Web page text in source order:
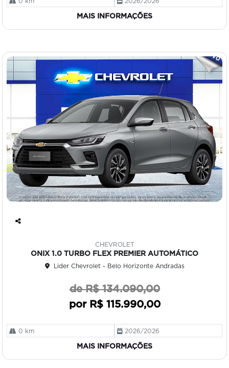
MAIS INFORMAÇÕES
CHEVROLET
ONIX 1.0 TURBO FLEX PREMIER AUTOMÁTICO
Lider Chevrolet - Belo Horizonte Andradas
de R$ 134.090,00
por R$ 115.990,00
0 km 2026/2026
MAIS INFORMAÇÕES